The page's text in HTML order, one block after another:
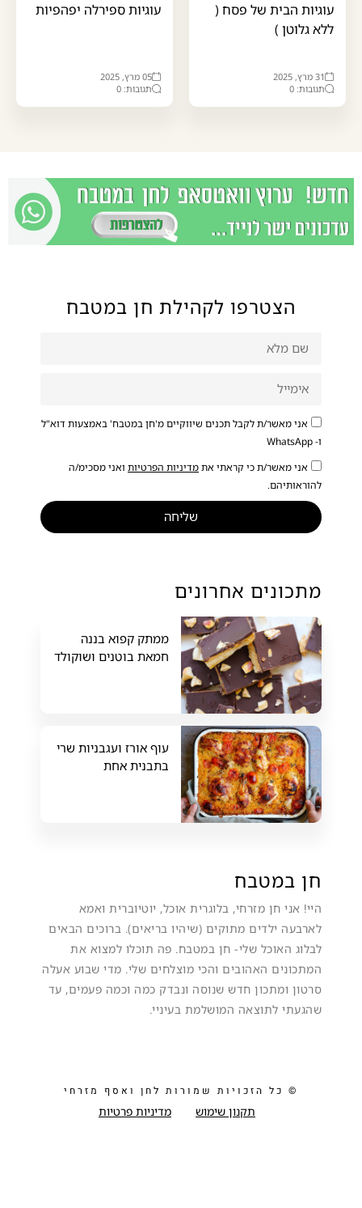
עוגיות הבית של פסח (
ללא גלוטן )
31 מרץ, 2025
תגובות: 0
עוגיות ספירלה יפהפיות
05 מרץ, 2025
תגובות: 0
חן במטבח
היי! אני חן מזרחי, בלוגרית אוכל, יוטיוברית ואמא
לארבעה ילדים מתוקים (שיהיו בריאים). ברוכים הבאים
לבלוג האוכל שלי- חן במטבח. פה תוכלו למצוא את
המתכונים האהובים והכי מוצלחים שלי. מדי שבוע אעלה
סרטון ומתכון חדש שנוסה ונבדק כמה וכמה פעמים, עד
שהגעתי לתוצאה המושלמת בעיניי.
מתכונים אחרונים
ממתק קפוא בננה
חמאת בוטנים ושוקולד
עוף אורז ועגבניות שרי
בתבנית אחת
הצטרפו לקהילת חן במטבח
אני מאשר/ת לקבל תכנים שיווקיים מ'חן במטבח' באמצעות דוא"ל
ו- WhatsApp
אני מאשר/ת כי קראתי אתמדיניות הפרטיות ואני מסכימ/ה
להוראותיהם.
שליחה
© כל הזכויות שמורות לחן ואסף מזרחי
תקנון שימוש מדיניות פרטיות